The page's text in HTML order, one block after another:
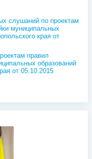
слушаний по проектам
муниципальных
края от
правил
образований
от 05.10.2015